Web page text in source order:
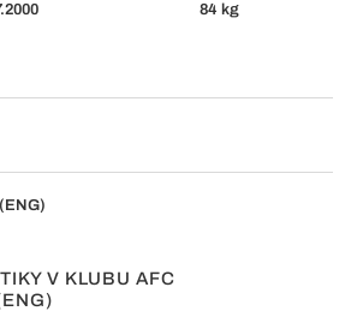
84 kg
V KLUBU AFC